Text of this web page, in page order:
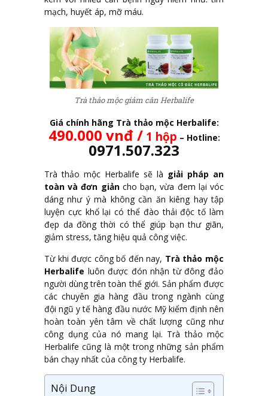
mạch, huyết áp, mỡ máu.
Trà thảo mộc giảm cân Herbalife
Giá chính hãng Trà thảo mộc Herbalife:
490.000 vnđ /1 hộp – Hotline:
0971.507.323
Trà thảo mộc Herbalife sẽ là giải pháp an
toàn và đơn giảncho bạn, vừa đem lại vóc
dáng như ý mà không cần ăn kiêng hay tập
luyện cực khổ lại có thể đào thải độc tố làm
đẹp da đồng thời có thể giúp bạn thư giãn,
giảm stress, tăng hiệu quả công việc.
Từ khi được công bố đến nay, Trà thảo mộc
Herbalife luôn được đón nhận từ đông đảo
người dùng trên toàn thế giới. Sản phẩm được
các chuyên gia hàng đầu trong ngành cùng
đội ngũ y tế hàng đầu nước Mỹ kiểm định nên
hoàn toàn yên tâm về chất lượng cũng như
công dụng của nó mang lại. Trà thảo mộc
Herbalife cũng là một trong những sản phẩm
bán chạy nhất của công ty Herbalife.
Nội Dung